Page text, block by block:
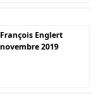
François Englert
novembre 2019